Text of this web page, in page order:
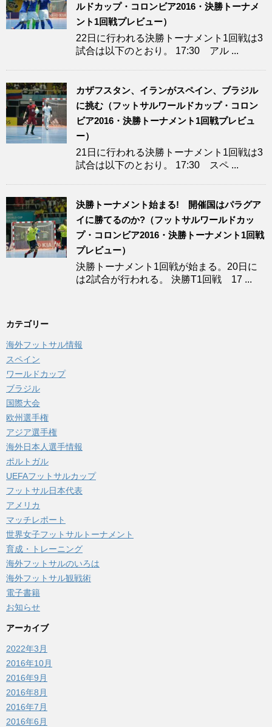
ルドカップ・コロンビア2016・決勝トーナメ
ント1回戦プレビュー）
22日に行われる決勝トーナメント1回戦は3
試合は以下のとおり。 17:30 アル ...
カザフスタン、イランがスペイン、ブラジル
に挑む（フットサルワールドカップ・コロン
ビア2016・決勝トーナメント1回戦プレビュ
ー）
21日に行われる決勝トーナメント1回戦は3
試合は以下のとおり。 17:30 スペ ...
決勝トーナメント始まる! 開催国はパラグア
イに勝てるのか?（フットサルワールドカッ
プ・コロンビア2016・決勝トーナメント1回戦
プレビュー）
決勝トーナメント1回戦が始まる。20日に
は2試合が行われる。 決勝T1回戦 17 ...
カテゴリー
海外フットサル情報
スペイン
ワールドカップ
ブラジル
国際大会
欧州選手権
アジア選手権
海外日本人選手情報
ポルトガル
UEFAフットサルカップ
フットサル日本代表
アメリカ
マッチレポート
世界女子フットサルトーナメント
育成・トレーニング
海外フットサルのいろは
海外フットサル観戦術
電子書籍
お知らせ
アーカイブ
2022年3月
2016年10月
2016年9月
2016年8月
2016年7月
2016年6月